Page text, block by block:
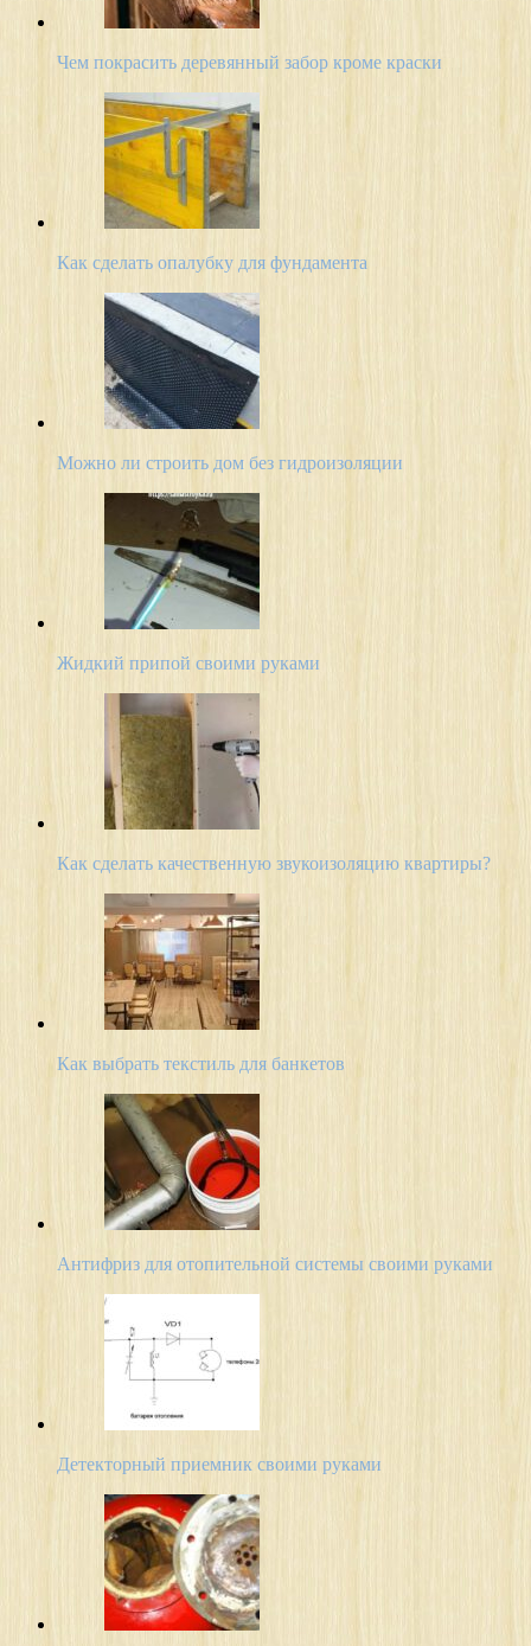
Чем покрасить деревянный забор кроме краски
Как сделать опалубку для фундамента
Можно ли строить дом без гидроизоляции
Жидкий припой своими руками
Как сделать качественную звукоизоляцию квартиры?
Как выбрать текстиль для банкетов
Антифриз для отопительной системы своими руками
Детекторный приемник своими руками